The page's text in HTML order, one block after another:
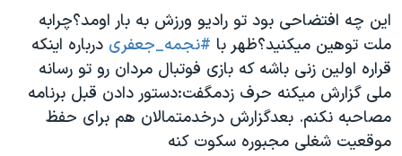
این چه افتضاحی بود تو رادیو ورزش به بار اومد؟چرابه
ملت توهین میکنید؟ظهر با #نجمه_جعفری درباره اینکه
قراره اولین زنی باشه که بازی فوتبال مردان رو تو رسانه
ملی گزارش میکنه حرف زدمگفت:دستور دادن قبل برنامه
مصاحبه نکنم. بعدگزارش درخدمتمالان هم برای حفظ
موقعیت شغلی مجبوره سکوت کنه